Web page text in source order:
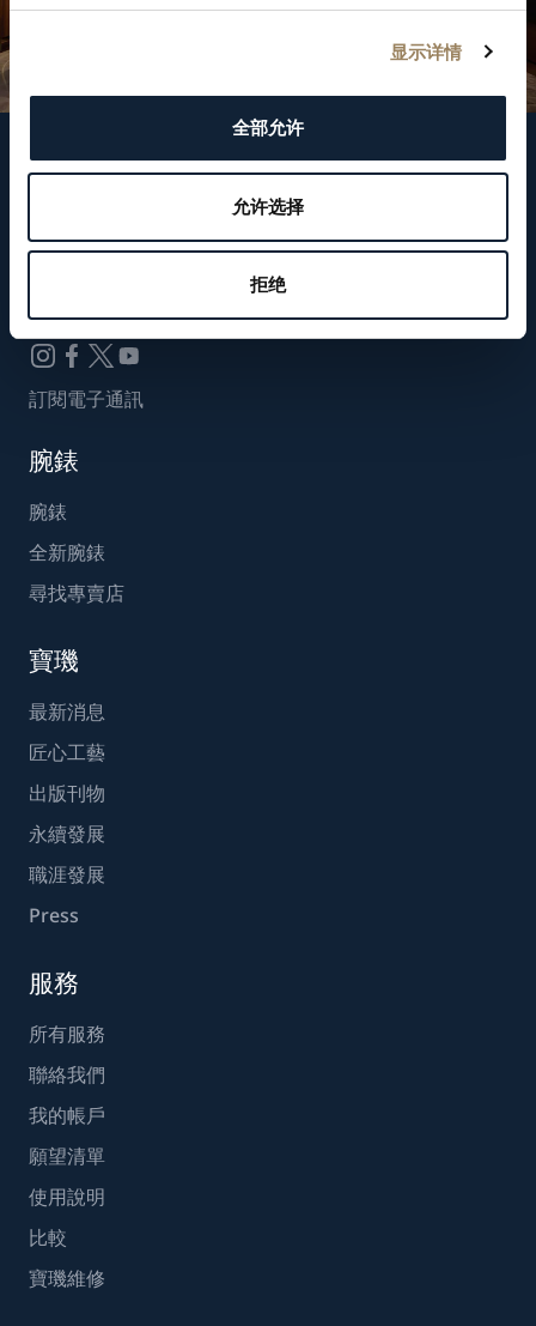
显示详情
全部允许
允许选择
拒绝
關注我們
WeChat ID
Breguet_China
訂閱電子通訊
腕錶
腕錶
全新腕錶
尋找專賣店
寶璣
最新消息
匠心工藝
出版刊物
永續發展
職涯發展
Press
服務
所有服務
聯絡我們
我的帳戶
願望清單
使用說明
比較
寶璣維修